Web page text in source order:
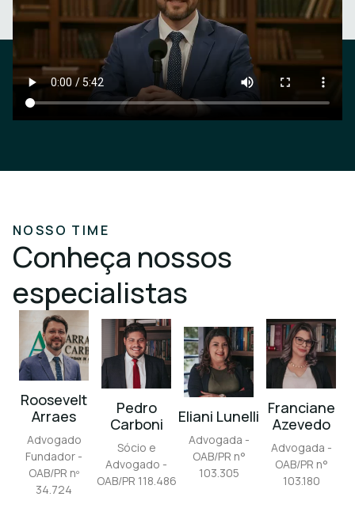
NOSSO TIME
Conheça nossos
especialistas
Roosevelt
Arraes
Advogado
Fundador -
OAB/PR nº
34.724
Pedro
Carboni
Sócio e
Advogado -
OAB/PR 118.486
Eliani Lunelli
Advogada -
OAB/PR n°
103.305
Franciane
Azevedo
Advogada -
OAB/PR n°
103.180